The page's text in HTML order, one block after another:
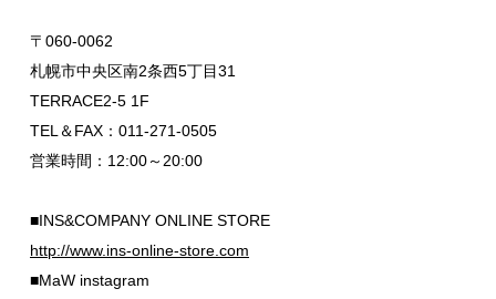
〒060-0062
札幌市中央区南2条西5丁目31
TERRACE2-5 1F
TEL＆FAX：011-271-0505
営業時間：12:00～20:00
■INS&COMPANY ONLINE STORE
http://www.ins-online-store.com
■MaW instagram